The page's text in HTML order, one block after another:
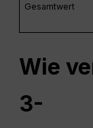
Gesamtwert
Wie
3-